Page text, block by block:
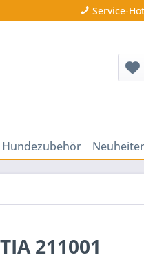
Service-
Hundezubehör
211001